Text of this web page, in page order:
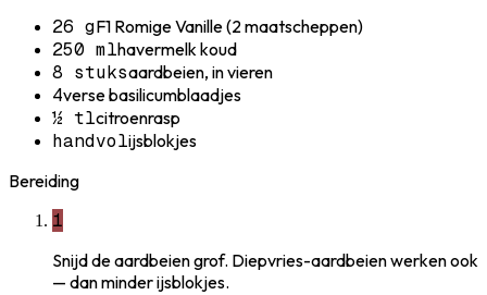
26 gF1 Romige Vanille (2 maatscheppen)
250 mlhavermelk koud
8 stuksaardbeien, in vieren
4verse basilicumblaadjes
½ tlcitroenrasp
handvolijsblokjes
Bereiding
1
Snijd de aardbeien grof. Diepvries-aardbeien werken ook
— dan minder ijsblokjes.